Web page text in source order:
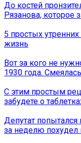
До костей
Рязанова, которое
5 простых
жизнь
Вот за кого не
1930 года.
С этим простым
забудете о
Депутат
за неделю похудел